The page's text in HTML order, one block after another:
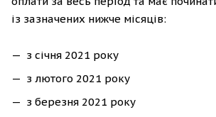
із зазначених нижче місяців:
з січня 2021 року
з лютого 2021 року
з березня 2021 року